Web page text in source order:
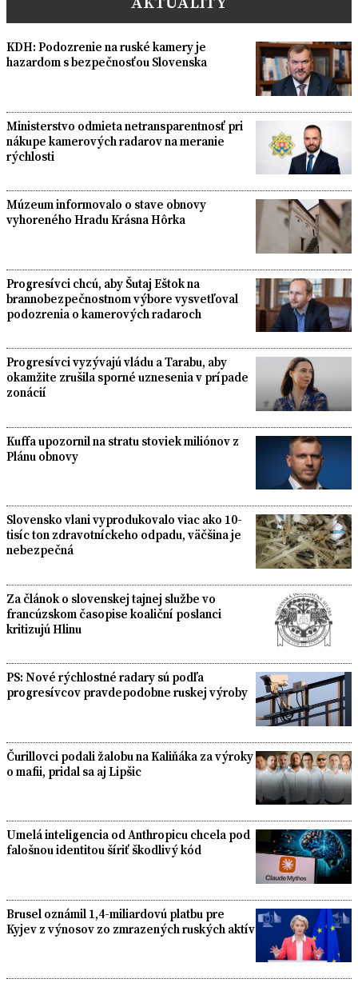
KDH: Podozrenie na ruské kamery je
hazardom s bezpečnosťou Slovenska
Ministerstvo odmieta netransparentnosť pri
nákupe kamerových radarov na meranie
rýchlosti
Múzeum informovalo o stave obnovy
vyhoreného Hradu Krásna Hôrka
Progresívci chcú, aby Šutaj Eštok na
brannobezpečnostnom výbore vysvetľoval
podozrenia o kamerových radaroch
Progresívci vyzývajú vládu a Tarabu, aby
okamžite zrušila sporné uznesenia v prípade
zonácií
Kuffa upozornil na stratu stoviek miliónov z
Plánu obnovy
Slovensko vlani vyprodukovalo viac ako 10-
tisíc ton zdravotníckeho odpadu, väčšina je
nebezpečná
Za článok o slovenskej tajnej službe vo
francúzskom časopise koaliční poslanci
kritizujú Hlinu
PS: Nové rýchlostné radary sú podľa
progresívcov pravdepodobne ruskej výroby
Čurillovci podali žalobu na Kaliňáka za výroky
o mafii, pridal sa aj Lipšic
Umelá inteligencia od Anthropicu chcela pod
falošnou identitou šíriť škodlivý kód
Brusel oznámil 1,4-miliardovú platbu pre
Kyjev z výnosov zo zmrazených ruských aktív